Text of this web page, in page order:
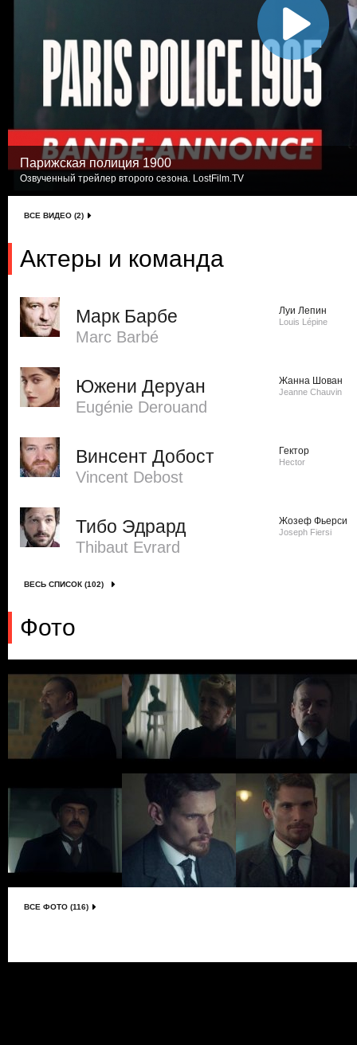
Парижская полиция 1900
Озвученный трейлер второго сезона. LostFilm.TV
ВСЕ ВИДЕО (2)
Актеры и команда
Марк Барбе
Marc Barbé
Луи Лепин
Louis Lépine
Южени Деруан
Eugénie Derouand
Жанна Шован
Jeanne Chauvin
Винсент Добост
Vincent Debost
Гектор
Hector
Тибо Эдрард
Thibaut Evrard
Жозеф Фьерси
Joseph Fiersi
ВЕСЬ СПИСОК (102)
Фото
ВСЕ ФОТО (116)